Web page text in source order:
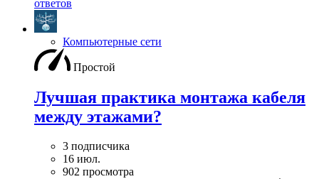
ответов
Компьютерные сети
Простой
Лучшая практика монтажа кабеля
между этажами?
3 подписчика
16 июл.
902 просмотра